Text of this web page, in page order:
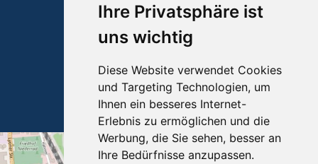
Ihre Privatsphäre ist
uns wichtig
Diese Website verwendet Cookies
und Targeting Technologien, um
Ihnen ein besseres Internet-
Erlebnis zu ermöglichen und die
Werbung, die Sie sehen, besser an
Ihre Bedürfnisse anzupassen.
60528 Frankfurt/Main
Telefon: +49 69 67 67 51
Telefax: +49 69 670 17 46
info
bott-touristik.de
www.bott-touristik.de